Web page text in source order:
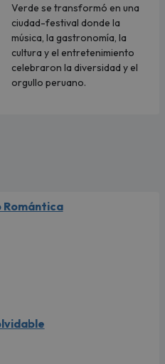
Verde se transformó en una
ciudad-festival donde la
música, la gastronomía, la
cultura y el entretenimiento
celebraron la diversidad y el
orgullo peruano.
Romántica